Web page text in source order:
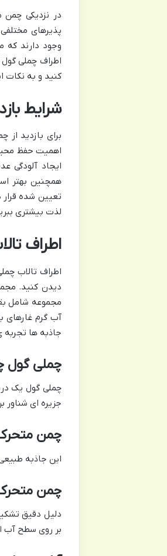
در نزدیکی چمن
پذیرهای
وجود دارند که
اطراف چملی
کنید و به نکات
شرایط
برای بازدید
اهمیت حفظ
ایجاد آلودگی
همچنین بهتر
تعیین شده
لذت بیشتری
اطراف
اطراف تالاب
دیدن کنید.
مجموعه شامل
آب گرم غارهای
جاذبه ها تجربه
چملی
چملی گول یک
جزیره ای شناور
چمن متحرک
این جاذبه طبیعی در 15 کیلومتری شهر تکاب در استان آذربایجان
چمن
دلیل دقیق
بر روی سطح آب